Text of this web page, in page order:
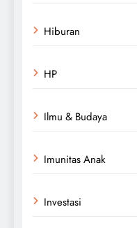
Hiburan
HP
Ilmu & Budaya
Imunitas Anak
Investasi